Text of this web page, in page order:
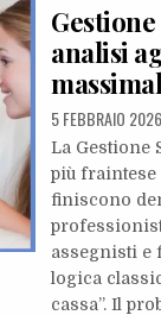
in
Gestione
analisi
5 FEBBRAIO 2026
La Gestione
più fraintese
finiscono
assegnisti e
logica
cassa”. Il